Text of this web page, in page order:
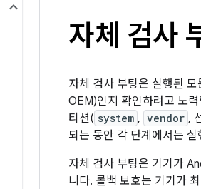
자체 검사
자체 검사 부팅은 실행된
OEM)인지 확인하려고 노
티션( system , vendor ,
되는 동안 각 단계에서는
자체 검사 부팅은 기기가
니다. 롤백 보호는 기기가